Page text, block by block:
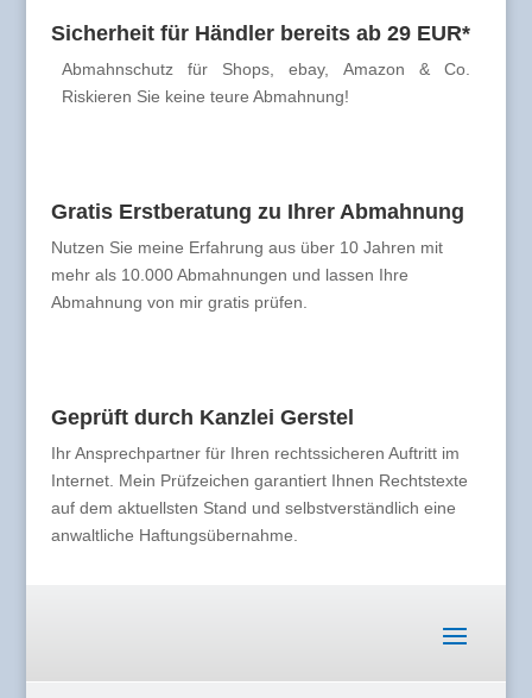
Sicherheit für Händler bereits ab 29 EUR*
Abmahnschutz für Shops, ebay, Amazon & Co.
Riskieren Sie keine teure Abmahnung!
Gratis Erstberatung zu Ihrer Abmahnung
Nutzen Sie meine Erfahrung aus über 10 Jahren mit
mehr als 10.000 Abmahnungen und lassen Ihre
Abmahnung von mir gratis prüfen.
Geprüft durch Kanzlei Gerstel
Ihr Ansprechpartner für Ihren rechtssicheren Auftritt im
Internet. Mein Prüfzeichen garantiert Ihnen Rechtstexte
auf dem aktuellsten Stand und selbstverständlich eine
anwaltliche Haftungsübernahme.